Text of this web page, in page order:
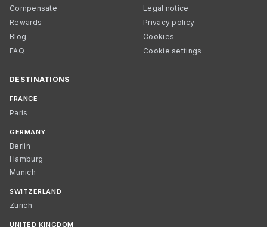
Compensate
Rewards
Blog
FAQ
Legal notice
Privacy policy
Cookies
Cookie settings
DESTINATIONS
FRANCE
Paris
GERMANY
Berlin
Hamburg
Munich
SWITZERLAND
Zurich
UNITED KINGDOM